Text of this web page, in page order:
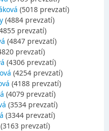
(5018 prevzatí)
(4884 prevzatí)
prevzatí)
(4847 prevzatí)
prevzatí)
(4306 prevzatí)
(4254 prevzatí)
(4188 prevzatí)
(4079 prevzatí)
(3534 prevzatí)
(3344 prevzatí)
(3163 prevzatí)